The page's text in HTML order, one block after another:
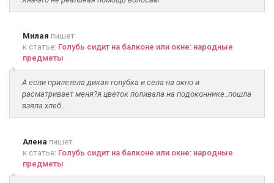
Милая пишет
к статье: Голубь сидит на балконе или окне: народные
предметы
А если прилетела дикая голубка и села на окно и
расматривает меня?я цветок поливала на подоконнике..пошла
взяла хлеб...
Алена пишет
к статье: Голубь сидит на балконе или окне: народные
предметы